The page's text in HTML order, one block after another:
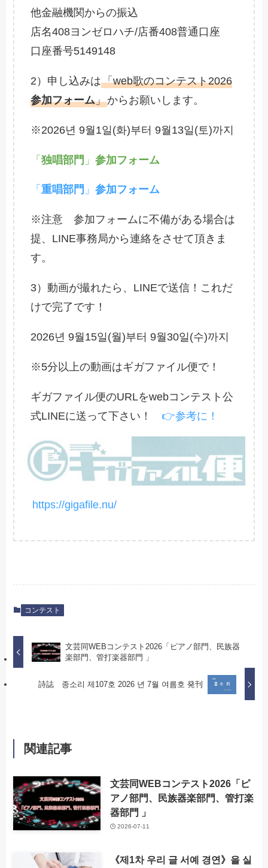
他金融機関からの振込
店名408ヨンゼロハチ/店番408普通口座
口座番号5149148
2）申し込みは「web歌のコンテスト2026
参加フォーム」からお願いします。
※2026년 9월1일(화)부터 9월13일(토)까지
「独唱部門 」参加フォーム
「重唱部門 」参加フォーム
※注意 参加フォームに不備がある場合は
提、LINE事務局から連絡をさせて頂きま
す。
3）動画が撮れたら、LINEで送信！これだ
けで完了です！
2026년 9월15일(월)부터 9월30일(수)까지
※5分以上の動画はギガファイル便で！
ギガファイル便のURLをwebコンテスト公
式LINEに送って下さい！👉参考に！
https://gigafile.nu/
コンテスト
文芸同WEBコンテスト2026「ピアノ部門、民族器
楽部門、管打楽器部門 」
詩誌 종소리 제107호 2026 년 7월 여름호 発刊
関連記事
文芸同WEBコンテスト2026「ピ
アノ部門、民族器楽部門、管打楽
器部門 」
2026-07-11
《제1차 우리 글 서예 경연》을 실